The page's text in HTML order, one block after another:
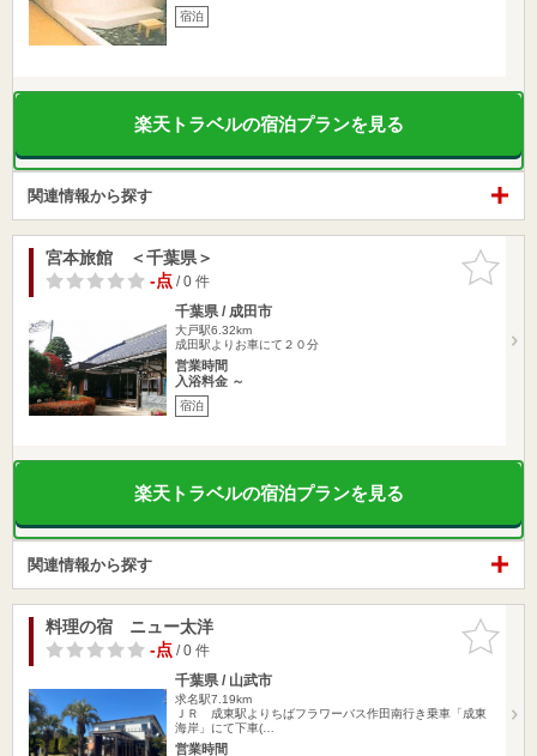
宿泊
楽天トラベルの宿泊プランを見る
関連情報から探す
お気に入
りに追加
宮本旅館 ＜千葉県＞
-点/ 0 件
千葉県 / 成田市
大戸駅6.32km
成田駅よりお車にて２０分
営業時間
入浴料金 ～
宿泊
楽天トラベルの宿泊プランを見る
関連情報から探す
お気に入
りに追加
料理の宿 ニュー太洋
-点/ 0 件
千葉県 / 山武市
求名駅7.19km
ＪＲ 成東駅よりちばフラワーバス作田南行き乗車「成東
海岸」にて下車(…
営業時間